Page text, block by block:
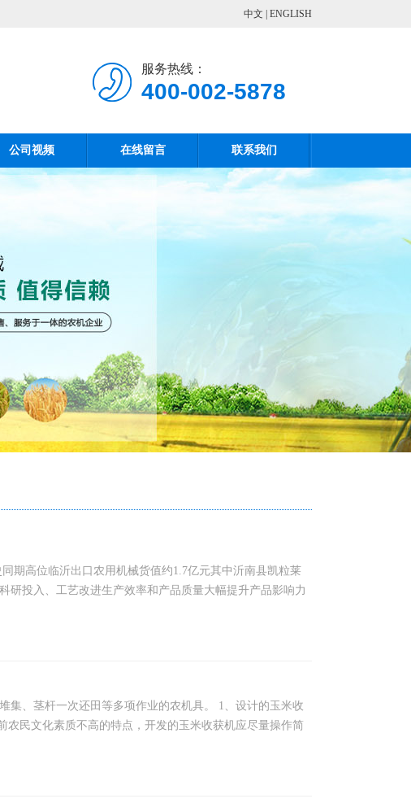
中文 ENGLISH
服务热线：
400-002-5878
公司视频 在线留言 联系我们
期高位临沂出口农用机械货值约1.7亿元其中沂南县凯粒莱
研投入、工艺改进生产效率和产品质量大幅提升产品影响力
集、茎杆一次还田等多项作业的农机具。 1、设计的玉米收
民文化素质不高的特点，开发的玉米收获机应尽量操作简